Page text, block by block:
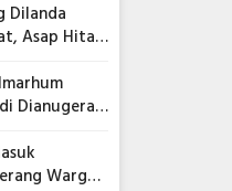
Dilanda
Asap Hitam
Dianugerahi
Warga,